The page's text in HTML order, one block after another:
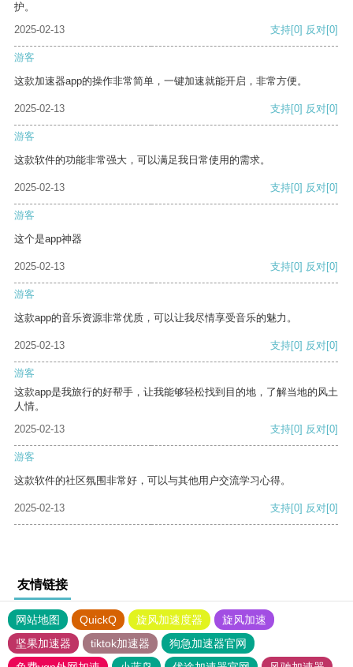
护。
2025-02-13
支持[0] 反对[0]
游客
这款加速器app的操作非常简单，一键加速就能开启，非常方便。
2025-02-13 支持[0] 反对[0]
游客
这款软件的功能非常强大，可以满足我日常使用的需求。
2025-02-13 支持[0] 反对[0]
游客
这个是app神器
2025-02-13 支持[0] 反对[0]
游客
这款app的音乐资源非常优质，可以让我尽情享受音乐的魅力。
2025-02-13 支持[0] 反对[0]
游客
这款app是我旅行的好帮手，让我能够轻松找到目的地，了解当地的风土
人情。
2025-02-13
支持[0] 反对[0]
游客
这款软件的社区氛围非常好，可以与其他用户交流学习心得。
2025-02-13 支持[0] 反对[0]
友情链接
网站地图 QuickQ 旋风加速度器
旋风加速
坚果加速器
tiktok加速器
狗急加速器官网